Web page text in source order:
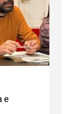
e